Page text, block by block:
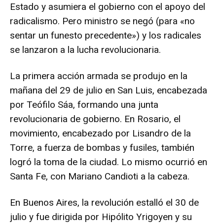
Estado y asumiera el gobierno con el apoyo del
radicalismo. Pero ministro se negó (para «no
sentar un funesto precedente») y los radicales
se lanzaron a la lucha revolucionaria.
La primera acción armada se produjo en la
mañana del 29 de julio en San Luis, encabezada
por Teófilo Sáa, formando una junta
revolucionaria de gobierno. En Rosario, el
movimiento, encabezado por Lisandro de la
Torre, a fuerza de bombas y fusiles, también
logró la toma de la ciudad. Lo mismo ocurrió en
Santa Fe, con Mariano Candioti a la cabeza.
En Buenos Aires, la revolución estalló el 30 de
julio y fue dirigida por Hipólito Yrigoyen y su